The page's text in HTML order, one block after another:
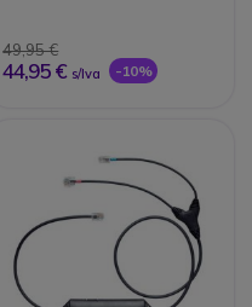
49,95 €
44,95 € s/Iva -10%